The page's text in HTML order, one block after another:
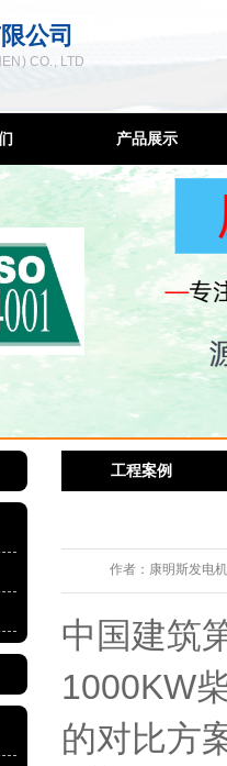
公司
CO., LTD
产品展示
柴油发电机
低噪音发电机
移动发电机组
康明斯控制屏
隔音降噪工程
柴油机配件
深圳发电机出租
工程案例
作者： 康明斯发电机
中国建筑
1000KW
的对比方